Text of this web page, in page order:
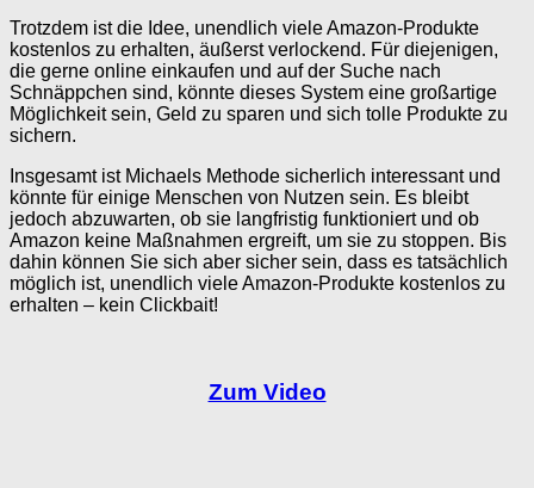
Trotzdem ist die Idee, unendlich viele Amazon-Produkte
kostenlos zu erhalten, äußerst verlockend. Für diejenigen,
die gerne online einkaufen und auf der Suche nach
Schnäppchen sind, könnte dieses System eine großartige
Möglichkeit sein, Geld zu sparen und sich tolle Produkte zu
sichern.
Insgesamt ist Michaels Methode sicherlich interessant und
könnte für einige Menschen von Nutzen sein. Es bleibt
jedoch abzuwarten, ob sie langfristig funktioniert und ob
Amazon keine Maßnahmen ergreift, um sie zu stoppen. Bis
dahin können Sie sich aber sicher sein, dass es tatsächlich
möglich ist, unendlich viele Amazon-Produkte kostenlos zu
erhalten – kein Clickbait!
Zum Video